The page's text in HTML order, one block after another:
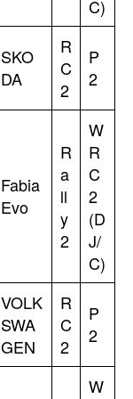
C)
SKO
DA
R
C
2
P
2
Fabia
Evo
R
a
ll
y
2
W
R
C
2
(D
J/
C)
VOLK
SWA
GEN
R
C
2
P
2
W